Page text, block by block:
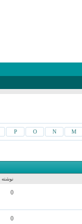
M
N
O
P
نوشته
0
0